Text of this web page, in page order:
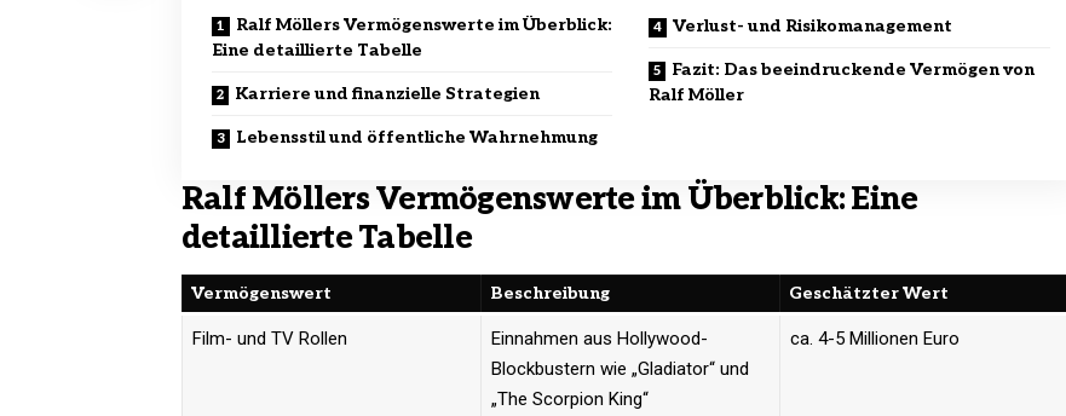
Ralf Möllers Vermögenswerte im Überblick:
Eine detaillierte Tabelle
Karriere und finanzielle Strategien
Lebensstil und öffentliche Wahrnehmung
Verlust- und Risikomanagement
Fazit: Das beeindruckende Vermögen von
Ralf Möller
Ralf Möllers Vermögenswerte im Überblick: Eine
detaillierte Tabelle
Vermögenswert Beschreibung Geschätzter Wert
Film- und TV Rollen
Einnahmen aus Hollywood-
Blockbustern wie „Gladiator“ und
„The Scorpion King“
ca. 4-5 Millionen Euro